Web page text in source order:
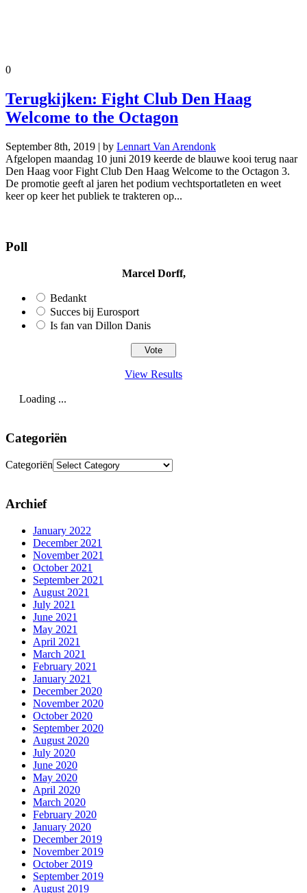
0
Terugkijken: Fight Club Den Haag
Welcome to the Octagon
September 8th, 2019 | by Lennart Van Arendonk
Afgelopen maandag 10 juni 2019 keerde de blauwe kooi terug naar
Den Haag voor Fight Club Den Haag Welcome to the Octagon 3.
De promotie geeft al jaren het podium vechtsportatleten en weet
keer op keer het publiek te trakteren op...
Poll
Marcel Dorff,
Bedankt
Succes bij Eurosport
Is fan van Dillon Danis
View Results
Loading ...
Categoriën
Categoriën
Archief
January 2022
December 2021
November 2021
October 2021
September 2021
August 2021
July 2021
June 2021
May 2021
April 2021
March 2021
February 2021
January 2021
December 2020
November 2020
October 2020
September 2020
August 2020
July 2020
June 2020
May 2020
April 2020
March 2020
February 2020
January 2020
December 2019
November 2019
October 2019
September 2019
August 2019